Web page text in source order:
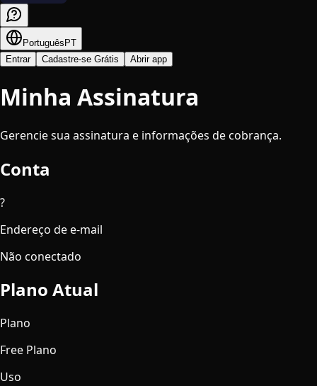
Português PT
Entrar
Cadastre-se Grátis Abrir app
Minha Assinatura
Gerencie sua assinatura e informações de cobrança.
Conta
?
Endereço de e-mail
Não conectado
Plano Atual
Plano
Free Plano
Uso